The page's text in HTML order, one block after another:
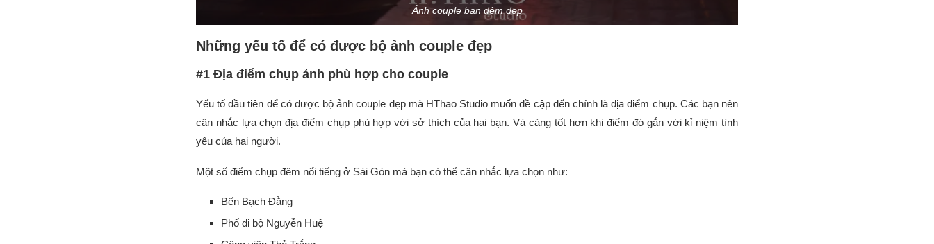
Ảnh couple ban đêm đẹp
Những yếu tố để có được bộ ảnh couple đẹp
#1 Địa điểm chụp ảnh phù hợp cho couple
Yếu tố đầu tiên để có được bộ ảnh couple đẹp mà HThao Studio muốn đề cập đến chính là địa điểm chụp. Các bạn nên
cân nhắc lựa chọn địa điểm chụp phù hợp với sở thích của hai bạn. Và càng tốt hơn khi điểm đó gắn với kỉ niệm tình
yêu của hai người.
Một số điểm chụp đêm nổi tiếng ở Sài Gòn mà bạn có thể cân nhắc lựa chọn như:
Bến Bạch Đằng
Phố đi bộ Nguyễn Huệ